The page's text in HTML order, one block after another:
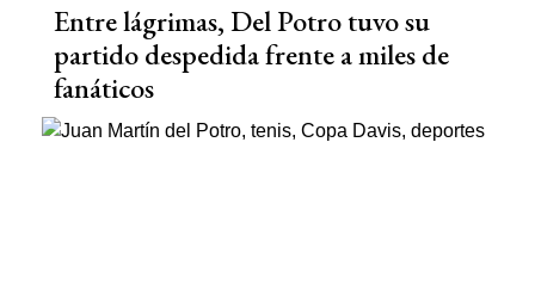
Entre lágrimas, Del Potro tuvo su
partido despedida frente a miles de
fanáticos